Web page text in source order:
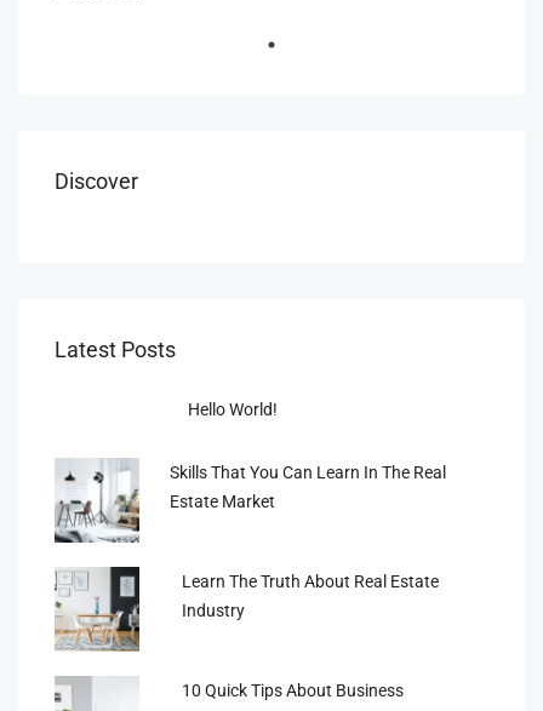
Discover
Latest Posts
Hello World!
Skills That You Can Learn In The Real
Estate Market
Learn The Truth About Real Estate
Industry
10 Quick Tips About Business